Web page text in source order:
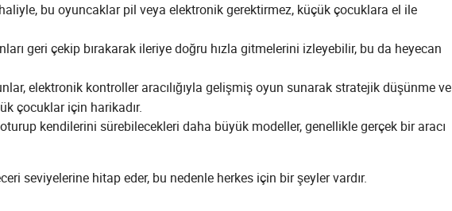
bu oyuncaklar pil veya elektronik gerektirmez, küçük çocuklara el ile
geri çekip bırakarak ileriye doğru hızla gitmelerini izleyebilir, bu da heyecan
elektronik kontroller aracılığıyla gelişmiş oyun sunarak stratejik düşünme ve
çocuklar için harikadır.
kendilerini sürebilecekleri daha büyük modeller, genellikle gerçek bir aracı
seviyelerine hitap eder, bu nedenle herkes için bir şeyler vardır.